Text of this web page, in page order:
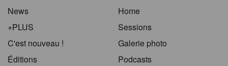
News
+PLUS
C'est nouveau !
Éditions
Home
Sessions
Galerie photo
Podcasts